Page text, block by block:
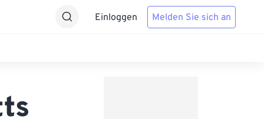
Einloggen Melden Sie sich an